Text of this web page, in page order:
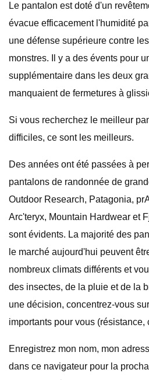
Le pantalon est doté d'un
évacue efficacement l'humidité
une défense supérieure contre
monstres. Il y a des évents pour
supplémentaire dans les deux
manquaient de fermetures à
Si vous recherchez le meilleur
difficiles, ce sont les meilleurs.
Des années ont été passées à
pantalons de randonnée de
Outdoor Research, Patagonia,
Arc'teryx, Mountain Hardwear et
sont évidents. La majorité des
le marché aujourd'hui peuvent
nombreux climats différents et
des insectes, de la pluie et de la
une décision, concentrez-vous
importants pour vous (résistance,
Enregistrez mon nom, mon
dans ce navigateur pour la